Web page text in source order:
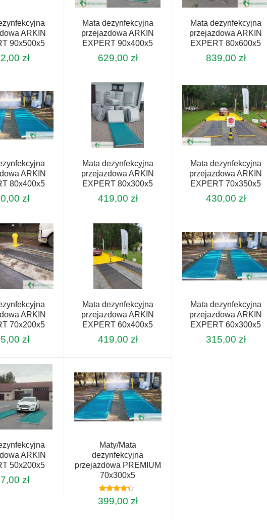
ARKIN
90x500x5
zł
Mata dezynfekcyjna
przejazdowa ARKIN
EXPERT 90x400x5
629,00 zł
Mata dezynfekcyjna
przejazdowa ARKIN
EXPERT 80x600x5
839,00 zł
ARKIN
80x400x5
zł
Mata dezynfekcyjna
przejazdowa ARKIN
EXPERT 80x300x5
419,00 zł
Mata dezynfekcyjna
przejazdowa ARKIN
EXPERT 70x350x5
430,00 zł
ARKIN
70x200x5
zł
Mata dezynfekcyjna
przejazdowa ARKIN
EXPERT 60x400x5
419,00 zł
Mata dezynfekcyjna
przejazdowa ARKIN
EXPERT 60x300x5
315,00 zł
ARKIN
50x200x5
zł
Maty/Mata
dezynfekcyjna
przejazdowa PREMIUM
70x300x5
Oceniono
4.20
399,00 zł